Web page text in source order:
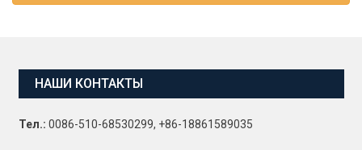
НАШИ КОНТАКТЫ
Тел.: 0086-510-68530299, +86-18861589035